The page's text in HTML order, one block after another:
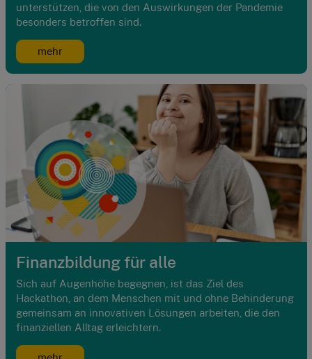
unterstützen, die von den Auswirkungen der Pandemie
besonders betroffen sind.
mehr
Finanzbildung für alle
Sich auf Augenhöhe begegnen, ist das Ziel des
Hackathon, an dem Menschen mit und ohne Behinderung
gemeinsam an innovativen Lösungen arbeiten, die den
finanziellen Alltag erleichtern.